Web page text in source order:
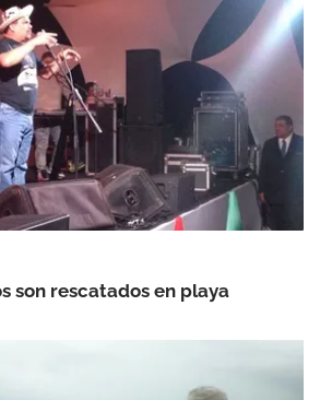
son rescatados en playa